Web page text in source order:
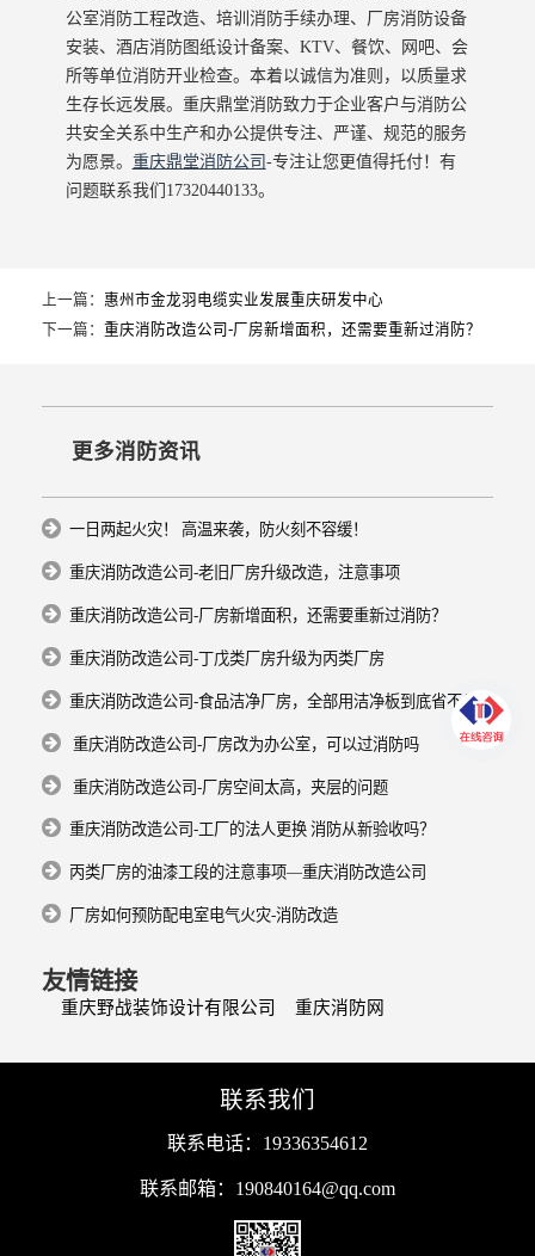
公室消防工程改造、培训消防手续办理、厂房消防设备
安装、酒店消防图纸设计备案、KTV、餐饮、网吧、会
所等单位消防开业检查。本着以诚信为准则，以质量求
生存长远发展。重庆鼎堂消防致力于企业客户与消防公
共安全关系中生产和办公提供专注、严谨、规范的服务
为愿景。 重庆鼎堂消防公司 -专注让您更值得托付！有
问题联系我们17320440133。
上一篇： 惠州市金龙羽电缆实业发展重庆研发中心
下一篇： 重庆消防改造公司-厂房新增面积，还需要重新过消防？
更多消防资讯
一日两起火灾！ 高温来袭，防火刻不容缓！
重庆消防改造公司-老旧厂房升级改造，注意事项
重庆消防改造公司-厂房新增面积，还需要重新过消防？
重庆消防改造公司-丁戊类厂房升级为丙类厂房
重庆消防改造公司-食品洁净厂房，全部用洁净板到底省不省钱
重庆消防改造公司-厂房改为办公室，可以过消防吗
重庆消防改造公司-厂房空间太高，夹层的问题
重庆消防改造公司-工厂的法人更换 消防从新验收吗？
丙类厂房的油漆工段的注意事项—重庆消防改造公司
厂房如何预防配电室电气火灾-消防改造
友情链接
重庆野战装饰设计有限公司 重庆消防网
联系我们
联系电话：19336354612
联系邮箱：190840164@qq.com